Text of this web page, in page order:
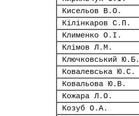
Кисельов В.О.
Кілінкаров С.П.
Клименко О.І.
Клімов Л.М.
Ключковський Ю.Б.
Ковалевська Ю.С.
Ковальова Ю.В.
Кожара Л.О.
Козуб О.А.